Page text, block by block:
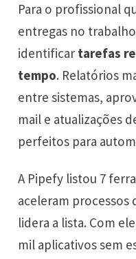
Para o profissional
entregas no
identificar tarefas
tempo. Relatórios
entre sistemas,
mail e atualizações
perfeitos para
A Pipefy listou 7
aceleram processos
lidera a lista. Com
mil aplicativos sem